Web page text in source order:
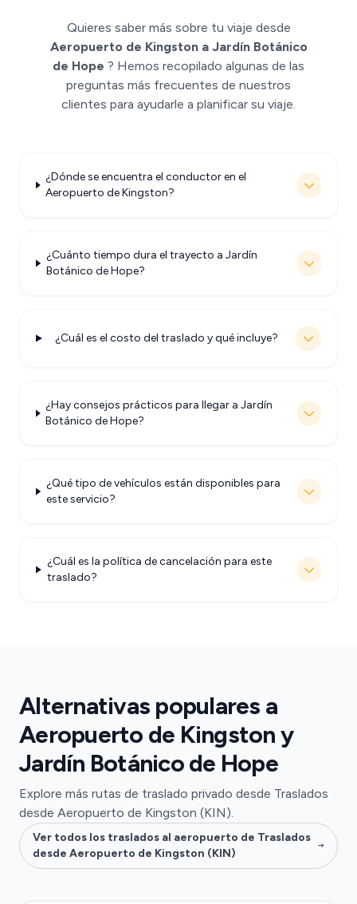
Quieres saber más sobre tu viaje desde
Aeropuerto de Kingston a Jardín Botánico
de Hope ? Hemos recopilado algunas de las
preguntas más frecuentes de nuestros
clientes para ayudarle a planificar su viaje.
¿Dónde se encuentra el conductor en el
Aeropuerto de Kingston?
¿Cuánto tiempo dura el trayecto a Jardín
Botánico de Hope?
¿Cuál es el costo del traslado y qué incluye?
¿Hay consejos prácticos para llegar a Jardín
Botánico de Hope?
¿Qué tipo de vehículos están disponibles para
este servicio?
¿Cuál es la política de cancelación para este
traslado?
Alternativas populares a
Aeropuerto de Kingston y
Jardín Botánico de Hope
Explore más rutas de traslado privado desde Traslados
desde Aeropuerto de Kingston (KIN).
Ver todos los traslados al aeropuerto de Traslados
desde Aeropuerto de Kingston (KIN)